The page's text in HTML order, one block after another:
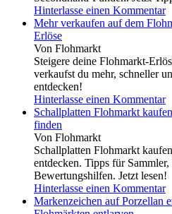
Hinterlasse einen Kommentar
Mehr verkaufen auf dem
Erlöse
Von Flohmarkt
Steigere deine Flohmarkt-
verkaufst du mehr, schneller
entdecken!
Hinterlasse einen Kommentar
Schallplatten Flohmarkt
finden
Von Flohmarkt
Schallplatten Flohmarkt
entdecken. Tipps für
Bewertungshilfen. Jetzt lesen!
Hinterlasse einen Kommentar
Markenzeichen auf Porzellan